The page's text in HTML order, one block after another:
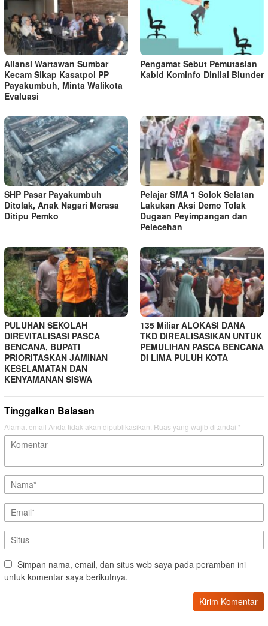
Aliansi Wartawan Sumbar
Kecam Sikap Kasatpol PP
Payakumbuh, Minta Walikota
Evaluasi
Pengamat Sebut Pemutasian
Kabid Kominfo Dinilai Blunder
SHP Pasar Payakumbuh
Ditolak, Anak Nagari Merasa
Ditipu Pemko
Pelajar SMA 1 Solok Selatan
Lakukan Aksi Demo Tolak
Dugaan Peyimpangan dan
Pelecehan
PULUHAN SEKOLAH
DIREVITALISASI PASCA
BENCANA, BUPATI
PRIORITASKAN JAMINAN
KESELAMATAN DAN
KENYAMANAN SISWA
135 Miliar ALOKASI DANA
TKD DIREALISASIKAN UNTUK
PEMULIHAN PASCA BENCANA
DI LIMA PULUH KOTA
Tinggalkan Balasan
Alamat email Anda tidak akan dipublikasikan. Ruas yang wajib ditandai *
Simpan nama, email, dan situs web saya pada peramban ini
untuk komentar saya berikutnya.